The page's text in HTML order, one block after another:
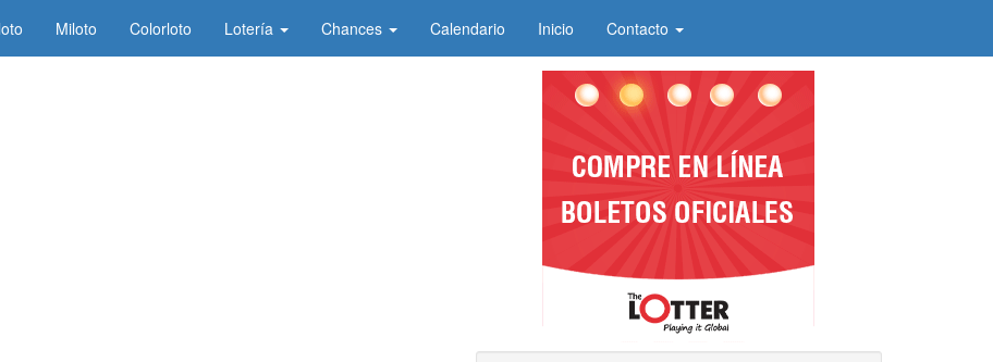
Miloto Colorloto Lotería Chances Calendario Inicio Contacto